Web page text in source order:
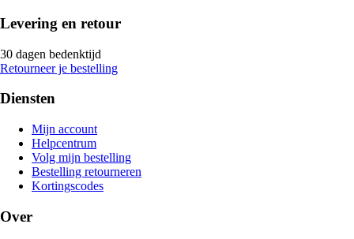
Levering en retour
30 dagen bedenktijd
Retourneer je bestelling
Diensten
Mijn account
Helpcentrum
Volg mijn bestelling
Bestelling retourneren
Kortingscodes
Over